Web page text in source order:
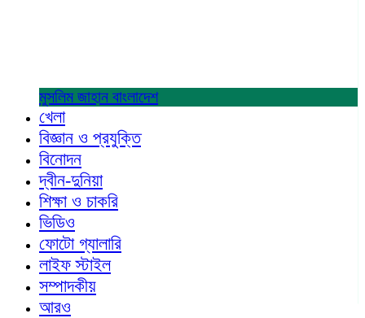
মুসলিম জাহান বাংলাদেশ
খেলা
বিজ্ঞান ও প্রযুক্তি
বিনোদন
দ্বীন-দুনিয়া
শিক্ষা ও চাকরি
ভিডিও
ফোটো গ্যালারি
লাইফ স্টাইল
সম্পাদকীয়
আরও